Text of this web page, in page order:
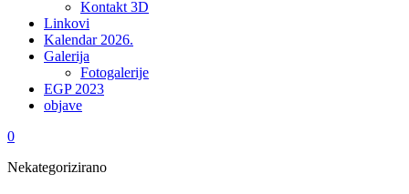
Kontakt 3D
Linkovi
Kalendar 2026.
Galerija
Fotogalerije
EGP 2023
objave
0
Nekategorizirano